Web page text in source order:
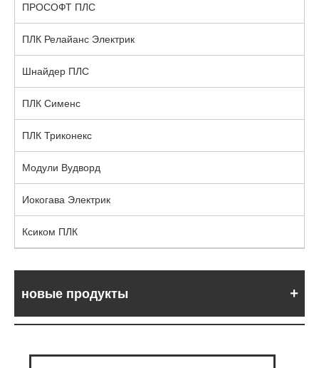
ПРОСОФТ ПЛС
ПЛК Релайанс Электрик
Шнайдер ПЛС
ПЛК Сименс
ПЛК Триконекс
Модули Вудворд
Иокогава Электрик
Ксиком ПЛК
новые продукты